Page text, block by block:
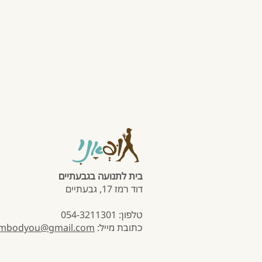
בית לתנועה בגבעתיים
דוד רמז 17, גבעתיים
טלפון: 054-3211301
כתובת מייל: